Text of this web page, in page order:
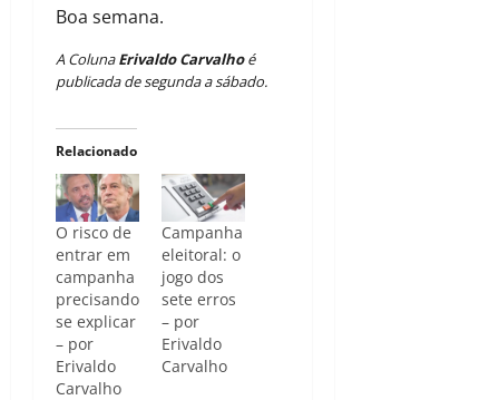
Boa semana.
A ColunaErivaldo Carvalhoé
publicada de segunda a sábado.
Relacionado
O risco de
entrar em
campanha
precisando
se explicar
– por
Erivaldo
Carvalho
Campanha
eleitoral: o
jogo dos
sete erros
– por
Erivaldo
Carvalho